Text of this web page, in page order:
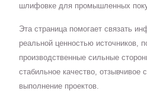
шлифовке для промышленных
Эта страница помогает связать
реальной ценностью источников,
производственные сильные
стабильное качество, отзывчивое
выполнение проектов.